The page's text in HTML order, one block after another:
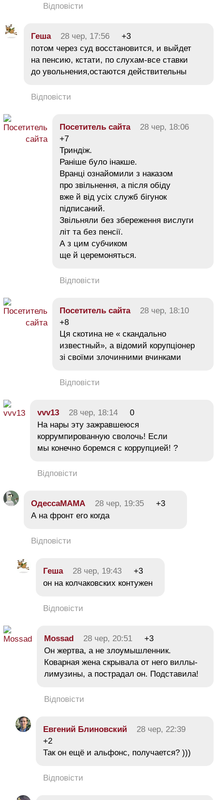
Відповісти
Геша 28 чер, 17:56
+3
потом через суд восстановится, и выйдет
на пенсию, кстати, по слухам-все ставки
до увольнения,остаются действительны
Відповісти
Посетитель сайта
28 чер, 18:06
+7
Триндіж.
Раніше було інакше.
Вранці ознайомили з наказом
про звільнення, а після обіду
вже й від усіх служб бігунок
підписаний.
Звільняли без збереження вислуги
літ та без пенсії.
А з цим субчиком
ще й церемоняться.
Відповісти
Посетитель сайта
28 чер, 18:10
+8
Ця скотина не « скандально
известный», а відомий корупціонер
зі своїми злочинними вчинками
Відповісти
vvv13 28 чер, 18:14
0
На нары эту зажравшеюся
коррумпированную сволочь! Если
мы конечно боремся с коррупцией! ?
Відповісти
ОдессаМАМА 28 чер, 19:35
+3
А на фронт его когда
Відповісти
Геша 28 чер, 19:43
+3
он на колчаковских контужен
Відповісти
Mossad 28 чер, 20:51
+3
Он жертва, а не злоумышленник.
Коварная жена скрывала от него виллы-
лимузины, а пострадал он. Подставила!
Відповісти
Евгений Блиновский
28 чер, 22:39
+2
Так он ещё и альфонс, получается? )))
Відповісти